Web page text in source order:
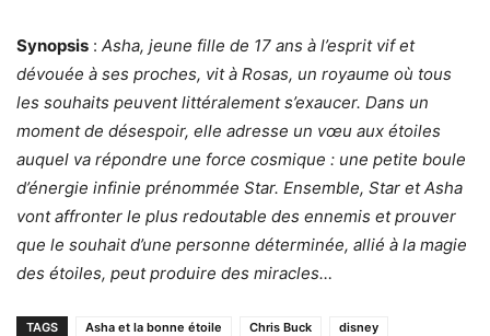
Synopsis : Asha, jeune fille de 17 ans à l’esprit vif et
dévouée à ses proches, vit à Rosas, un royaume où tous
les souhaits peuvent littéralement s’exaucer. Dans un
moment de désespoir, elle adresse un vœu aux étoiles
auquel va répondre une force cosmique : une petite boule
d’énergie infinie prénommée Star. Ensemble, Star et Asha
vont affronter le plus redoutable des ennemis et prouver
que le souhait d’une personne déterminée, allié à la magie
des étoiles, peut produire des miracles…
TAGS Asha et la bonne étoile Chris Buck
disney